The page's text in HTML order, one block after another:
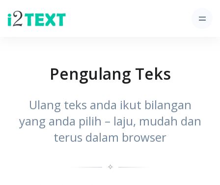
Pengulang Teks
Ulang teks anda ikut bilangan
yang anda pilih – laju, mudah dan
terus dalam browser
✧